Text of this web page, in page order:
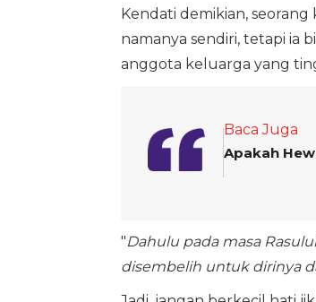
Kendati demikian,
namanya sendiri, tetapi ia
anggota keluarga yang
Baca Juga
Apakah
"Dahulu pada masa
disembelih untuk dirinya